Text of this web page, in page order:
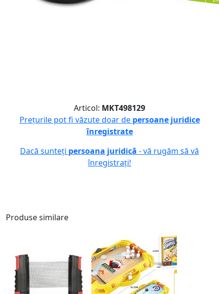
Articol: MKT498129
Prețurile pot fi văzute doar de persoane juridice
înregistrate
Dacă sunteți persoana juridică - vă rugăm să vă
înregistrați!
Produse similare